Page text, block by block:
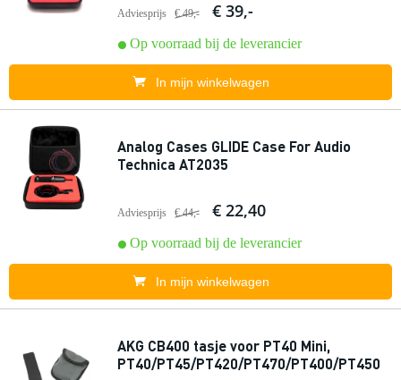
Adviesprijs € 49,- € 39,-
Op voorraad bij de leverancier
In mijn winkelwagen
Analog Cases GLIDE Case For Audio
Technica AT2035
Adviesprijs € 44,- € 22,40
Op voorraad bij de leverancier
In mijn winkelwagen
AKG CB400 tasje voor PT40 Mini,
PT40/PT45/PT420/PT470/PT400/PT450